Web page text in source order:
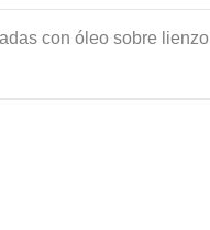
con óleo sobre lienzo